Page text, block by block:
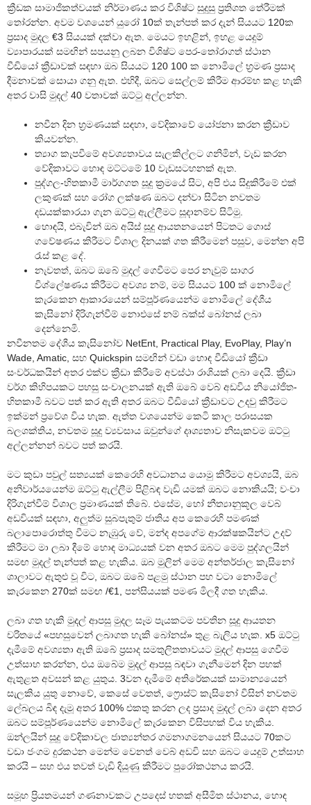
ක්‍රීඩක සාමාජිකත්වයක් නිර්මාණය කර විශිෂ්ට සුදුසු ප්‍රතිශත තේරීමක්
තෝරන්න. අවම වශයෙන් යුරෝ 10ක් තැන්පත් කර දැන් සියයට 120ක
ප්‍රසාද මුදල €3 සියයක් දක්වා ඇත. මෙයට ඉහළින්, ඉහළ යෙදුම්
ව්‍යාපාරයක් සමඟින් සපයනු ලබන විශිෂ්ට පෙර-තෝරාගත් ස්ථාන
වීඩියෝ ක්‍රීඩාවක් සඳහා ඔබ සියයට 120 100 ක නොමිලේ භ්‍රමණ ප්‍රසාද
දීමනාවක් සොයා ගනු ඇත. එහිදී, ඔබට සෙල්ලම් කිරීම ආරම්භ කළ හැකි
අතර වාසි මුදල් 40 වතාවක් ඔට්ටු අල්ලන්න.
නවීන දින භ්‍රමණයක් සඳහා, වේදිකාවේ යෝජනා කරන ක්‍රීඩාව
කියවන්න.
ත්‍යාග කැපවීමේ අවශ්‍යතාවය සැලකිල්ලට ගනිමින්, වැඩ කරන
වේදිකාවට හොඳ මට්ටමේ 10 වැඩසටහනක් ඇත.
පුද්ගල-හිතකාමී මාර්ගගත සූදු ක්‍රමයේ සිට, අපි එය සිදුකිරීමේ එක්
ලකුණක් සහ රෝග ලක්ෂණ ඔබට දන්වා සිටින නවතම
දඩයක්කාරයා ගැන ඔට්ටු ඇල්ලීමට සූදානම්ව සිටිමු.
හොඳයි, එබැවින් ඔබ අයිස් සූදු ආයතනයෙන් පිටතට ගොස්
ගවේෂණය කිරීමට විශාල දිනයක් ගත කිරීමෙන් පසුව, මෙන්න අපි
රැස් කළ දේ.
නැවතත්, ඔබට ඔබේ මුදල් ගෙවීමට පෙර නැවුම් සාගර
විශ්ලේෂණය කිරීමට අවශ්‍ය නම්, මම සියයට 100 ක් නොමිලේ
කැරකෙන ආකාරයෙන් සම්පූර්ණයෙන්ම නොමිලේ දේශීය
කැසිනෝ දිරිගැන්වීම් නොඑසේ නම් බක්ස් බෝනස් ලබා
දෙන්නෙමි.
නවීනතම දේශීය කැසිනෝව NetEnt, Practical Play, EvoPlay, Play’n
Wade, Amatic, සහ Quickspin සමඟින් වඩා හොඳ වීඩියෝ ක්‍රීඩා
සංවර්ධකයින් අතර එක්ව ක්‍රීඩා කිරීමේ අවස්ථා රාශියක් ලබා දෙයි. ක්‍රීඩා
වර්ග කිහිපයකට පහසු සංචාලනයක් ඇති ඔබේ වෙබ් අඩවිය නියෝජිත-
හිතකාමී බවට පත් කර ඇති අතර ඔබට වීඩියෝ ක්‍රීඩාවට උදවු කිරීමට
ඉක්මන් ප්‍රවේශ විය හැක. ඇත්ත වශයෙන්ම කෙටි කාල පරාසයක
බලශක්තිය, නවතම සූදු ව්‍යවසාය ඔවුන්ගේ දෘශ්‍යතාව නිසැකවම ඔට්ටු
අල්ලන්නන් බවට පත් කරයි.
මට කුඩා පවුල් සත්‍යයක් කෙරෙහි අවධානය යොමු කිරීමට අවශ්‍යයි, ඔබ
අනිවාර්යයෙන්ම ඔට්ටු ඇල්ලීම පිළිබඳ වැඩි යමක් ඔබට නොකියයි; වංචා
දිරිගැන්වීම් විශාල ප්‍රමාණයක් තිබේ. එසේම, හෝ නීත්‍යානුකූල වෙබ්
අඩවියක් සඳහා, අලුත්ම සුබපැතුම් ජාතිය අප කෙරෙහි පමණක්
බලාපොරොත්තු වීමට නැඹුරු වේ, මන්ද අපගේම ආරක්ෂකයින්ට උදව්
කිරීමට මා ලබා දීමේ හොඳ මාධ්‍යයක් වන අතර ඔබට මෙම පුද්ගලයින්
සමඟ මුදල් තැන්පත් කළ හැකිය. ඔබ මුලින් මෙම අන්තර්ජාල කැසිනෝ
ශාලාවට ඇතුළු වූ විට, ඔබට ඔබේ පළමු ස්ථාන පහ වටා නොමිලේ
කැරකෙන 270ක් සමඟ /€1, පන්සියයක් පමණ මිලදී ගත හැකිය.
ලබා ගත හැකි මුදල් ආපසු මුදල සෑම පැයකටම පවතින සූදු ආයතන
චරිතයේ «පහසුවෙන් ලබාගත හැකි බෝනස්» තුළ බැලිය හැක. x5 ඔට්ටු
දැමීමේ අවශ්‍යතා ඇති ඔබේ ප්‍රසාද සමතුලිතතාවයට මුදල් ආපසු ගෙවීම
උත්සාහ කරන්න, එය ඔබේම මුදල් ආපසු බඳවා ගැනීමෙන් දින පහක්
ඇතුළත අවසන් කළ යුතුය. 3වන දැමීමේ අතිරේකයක් සාමාන්‍යයෙන්
සැලකිය යුතු නොවේ, කෙසේ වෙතත්, ෆ්‍රොස්ට් කැසිනෝ විසින් නවතම
ලේබලය බිඳ දැමූ අතර 100% එකතු කරන ලද ප්‍රසාද මුදල් ලබා දෙන අතර
ඔබට සම්පූර්ණයෙන්ම නොමිලේ කැරකෙන විසිපහක් විය හැකිය.
ඔන්ලයින් සූදු වේදිකාවල ජාත්‍යන්තර ගමනාගමනයෙන් සියයට 70කට
වඩා ජංගම දුරකථන මෙන්ම වෙනත් වෙබ් අඩවි සහ ඔබට යෙදුම් උත්සාහ
කරයි – සහ එය තවත් වැඩි දියුණු කිරීමට පුරෝකථනය කරයි.
සමූහ ප්‍රියතමයන් ගණනාවකට උපදෙස් හතක් අසීමිත ස්ථානය, හොඳ